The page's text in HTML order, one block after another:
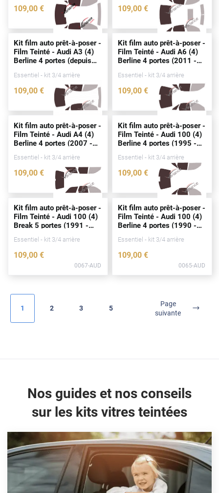
Dacia
Daewoo
Daihatsu
Dodge
Dongfeng
Ds
Ebro
Fiat
Fisker
Genesis
Grecav
Gwm
Honda
Hummer
109,00 €
3129-AUD
109,00 €
0080-AUD
Kit film auto prêt-à-poser -
Film Teinté - Audi A3 (4)
Berline 4portes (depuis
Essentiel - kit 3/4 arrière
109,00 €
4925-AUD
Kit film auto prêt-à-poser -
Film Teinté - Audi A6 (4)
Berline 4portes (2011 -
Essentiel - kit 3/4 arrière
109,00 €
0099-AUD
Kit film auto prêt-à-poser -
Film Teinté - Audi A4 (4)
Berline 4portes (2007 -
Essentiel - kit 3/4 arrière
109,00 €
0086-AUD
Kit film auto prêt-à-poser -
Film Teinté - Audi 100 (4)
Berline 4portes (1995 -
Essentiel - kit 3/4 arrière
109,00 €
0066-AUD
Kit film auto prêt-à-poser -
Film Teinté - Audi 100 (4)
Break 5portes (1991 -
Essentiel - kit 3/4 arrière
109,00 €
0067-AUD
Kit film auto prêt-à-poser -
Film Teinté - Audi 100 (4)
Berline 4portes (1990 -
Essentiel - kit 3/4 arrière
109,00 €
0065-AUD
1 2 3 5
Page
suivante
Nos guides et nos conseils
sur les kits vitres teintées